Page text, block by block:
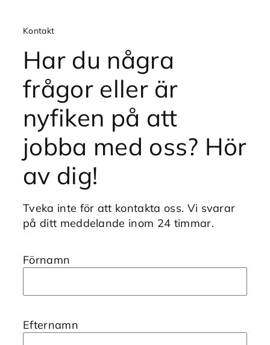
Kontakt
Har du några
frågor eller är
nyfiken på att
jobba med oss? Hör
av dig!
Tveka inte för att kontakta oss. Vi svarar
på ditt meddelande inom 24 timmar.
Förnamn
Efternamn